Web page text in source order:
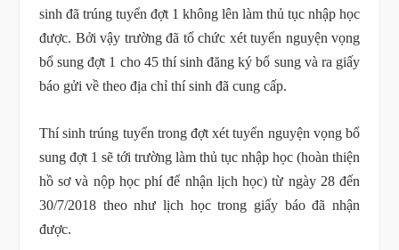
sinh đã trúng tuyển đợt 1 không lên làm thủ tục nhập học
được. Bởi vậy trường đã tổ chức xét tuyển nguyện vọng
bổ sung đợt 1 cho 45 thí sinh đăng ký bổ sung và ra giấy
báo gửi về theo địa chỉ thí sinh đã cung cấp.
Thí sinh trúng tuyển trong đợt xét tuyển nguyện vọng bổ
sung đợt 1 sẽ tới trường làm thủ tục nhập học (hoàn thiện
hồ sơ và nộp học phí để nhận lịch học) từ ngày 28 đến
30/7/2018 theo như lịch học trong giấy báo đã nhận
được.